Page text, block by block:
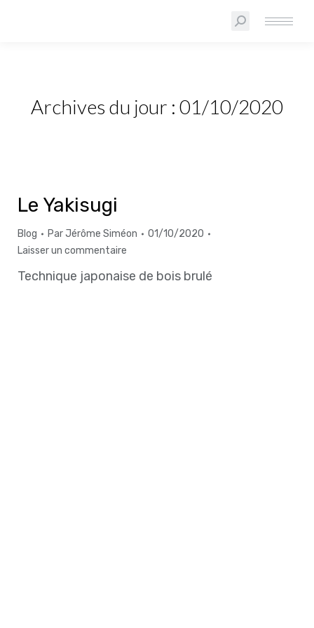
Archives du jour : 01/10/2020
Le Yakisugi
Blog ParJérôme Siméon
01/10/2020
Laisser un commentaire
Technique japonaise de bois brulé